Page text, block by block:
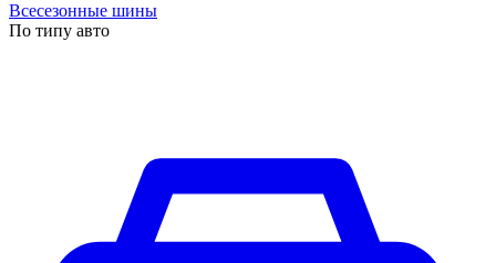
Всесезонные шины
По типу авто